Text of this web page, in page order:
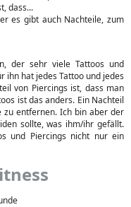
dass...
es gibt auch Nachteile, zum
der sehr viele Tattoos und
ihn hat jedes Tattoo und jedes
von Piercings ist, dass man
ist das anders. Ein Nachteil
zu entfernen. Ich bin aber der
sollte, was ihm/ihr gefällt.
und Piercings nicht nur ein